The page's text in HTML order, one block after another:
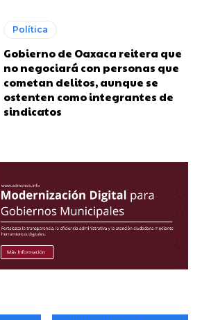
Política
Gobierno de Oaxaca reitera que
no negociará con personas que
cometan delitos, aunque se
ostenten como integrantes de
sindicatos